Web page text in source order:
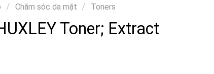
/ Chăm sóc da mặt / Toners
Toner; Extract